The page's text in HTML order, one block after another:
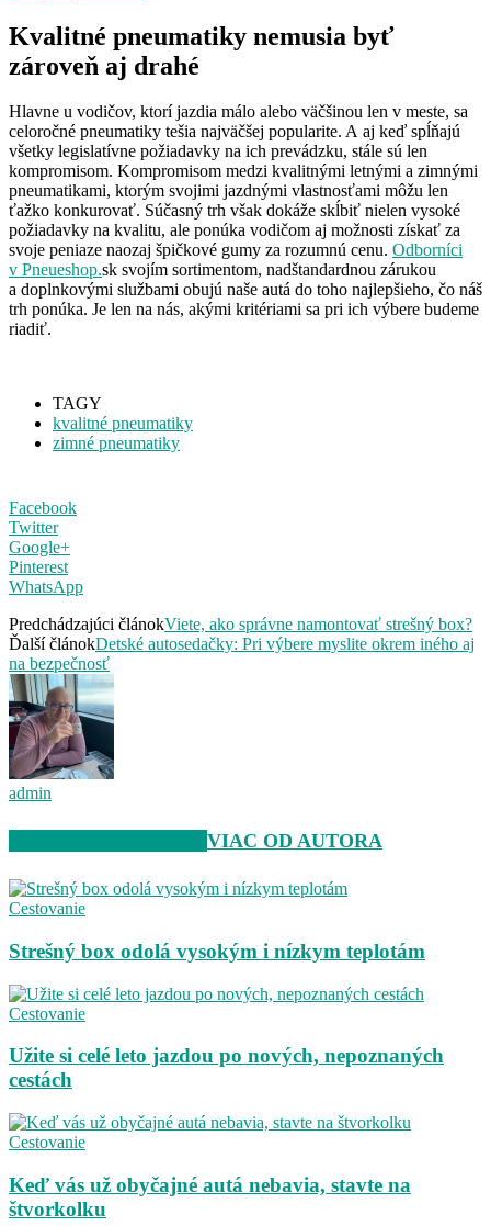
Kvalitné pneumatiky nemusia byť
zároveň aj drahé
Hlavne u vodičov, ktorí jazdia málo alebo väčšinou len v meste, sa
celoročné pneumatiky tešia najväčšej popularite. A aj keď spĺňajú
všetky legislatívne požiadavky na ich prevádzku, stále sú len
kompromisom. Kompromisom medzi kvalitnými letnými a zimnými
pneumatikami, ktorým svojimi jazdnými vlastnosťami môžu len
ťažko konkurovať. Súčasný trh však dokáže skĺbiť nielen vysoké
požiadavky na kvalitu, ale ponúka vodičom aj možnosti získať za
svoje peniaze naozaj špičkové gumy za rozumnú cenu. Odborníci
v Pneueshop.sk svojím sortimentom, nadštandardnou zárukou
a doplnkovými službami obujú naše autá do toho najlepšieho, čo náš
trh ponúka. Je len na nás, akými kritériami sa pri ich výbere budeme
riadiť.
TAGY
kvalitné pneumatiky
zimné pneumatiky
Facebook
Twitter
Google+
Pinterest
WhatsApp
Predchádzajúci článokViete, ako správne namontovať strešný box?
Ďalší článokDetské autosedačky: Pri výbere myslite okrem iného aj
na bezpečnosť
admin
VIAC OD AUTORA
Cestovanie
Strešný box odolá vysokým i nízkym teplotám
Cestovanie
Užite si celé leto jazdou po nových, nepoznaných
cestách
Cestovanie
Keď vás už obyčajné autá nebavia, stavte na
štvorkolku